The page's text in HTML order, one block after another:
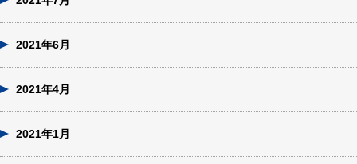
2021年6月
2021年4月
2021年1月